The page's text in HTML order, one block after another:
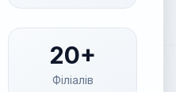
20+
Філіалів